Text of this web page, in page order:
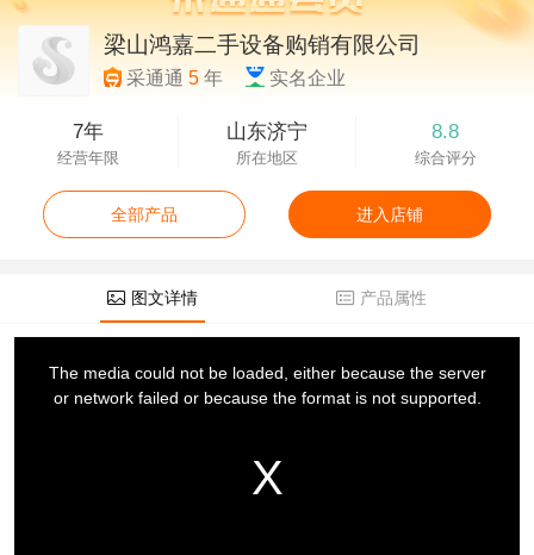
梁山鸿嘉二手设备购销有限公司
采通通5 年 实名企业
7年
经营年限
山东济宁
所在地区
8.8
综合评分
全部产品 进入店铺
图文详情 产品属性
The media could not be loaded, either because the server
or network failed or because the format is not supported.